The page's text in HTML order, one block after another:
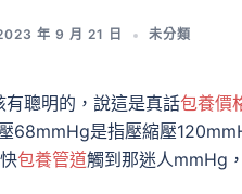
年 9 月 21 日 未分類
有聰明的，說這是真話包養價
68mmHg是指壓縮壓
包養管道觸到那迷人mmHg